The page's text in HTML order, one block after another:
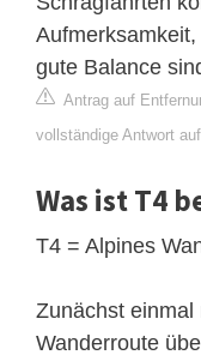
gute Balance
Antrag auf
vollständige Antwort
Was ist T4
T4 = Alpines
Zunächst einmal
Wanderroute